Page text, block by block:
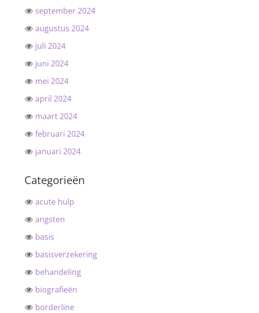
september 2024
augustus 2024
juli 2024
juni 2024
mei 2024
april 2024
maart 2024
februari 2024
januari 2024
Categorieën
acute hulp
angsten
basis
basisverzekering
behandeling
biografieën
borderline